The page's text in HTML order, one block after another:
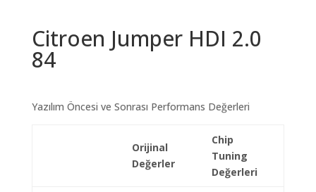
Citroen Jumper HDI 2.0
84
Yazılım Öncesi ve Sonrası Performans Değerleri
Orijinal
Değerler
Chip
Tuning
Değerleri